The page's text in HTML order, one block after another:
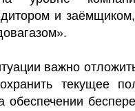
и
важно
текущее